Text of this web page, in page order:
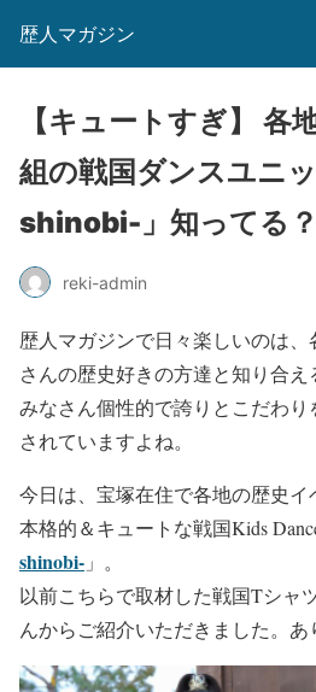
歴人マガジン
【キュートすぎ】 各
組の戦国ダンスユニ
shinobi-」知ってる？
reki-admin
歴人マガジンで日々楽しいのは、
さんの歴史好きの方達と知り合え
みなさん個性的で誇りとこだわ
されていますよね。
今日は、宝塚在住で各地の歴史イ
本格的＆キュートな戦国Kids
shinobi- 」。
以前こちらで取材した戦国Tシャ
んからご紹介いただきました。あ